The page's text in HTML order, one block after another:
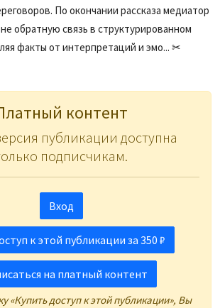
По окончании рассказа медиатор
обратную связь в структурированном
факты от интерпретаций и эмо... ✂
контент
публикации доступна
подписчикам.
Вход
к этой публикации за 350 ₽
на платный контент
«Купить доступ к этой публикации», Вы